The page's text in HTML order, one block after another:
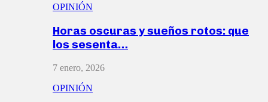
OPINIÓN
Horas oscuras y sueños rotos: que
los sesenta…
7 enero, 2026
OPINIÓN